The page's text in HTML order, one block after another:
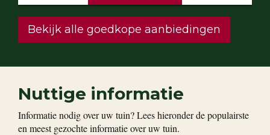
Bekijk alle goedkope aanbiedingen
Nuttige informatie
Informatie nodig over uw tuin? Lees hieronder de populairste
en meest gezochte informatie over uw tuin.